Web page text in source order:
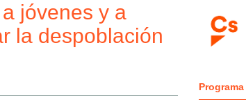
jóvenes y a
la despoblación
Programa